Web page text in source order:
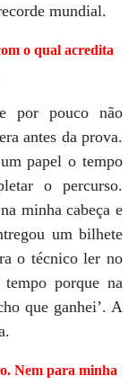
mundial.
o qual acredita
por pouco não
antes da prova.
papel o tempo
o percurso.
minha cabeça e
um bilhete
o técnico ler no
porque na
que ganhei’. A
Nem para minha